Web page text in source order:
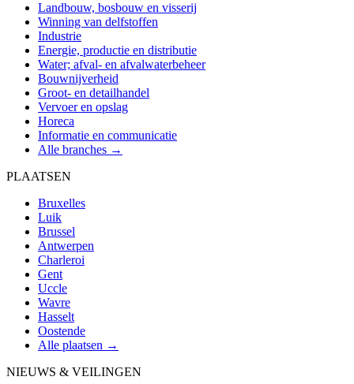
Landbouw, bosbouw en visserij
Winning van delfstoffen
Industrie
Energie, productie en distributie
Water; afval- en afvalwaterbeheer
Bouwnijverheid
Groot- en detailhandel
Vervoer en opslag
Horeca
Informatie en communicatie
Alle branches →
PLAATSEN
Bruxelles
Luik
Brussel
Antwerpen
Charleroi
Gent
Uccle
Wavre
Hasselt
Oostende
Alle plaatsen →
NIEUWS & VEILINGEN